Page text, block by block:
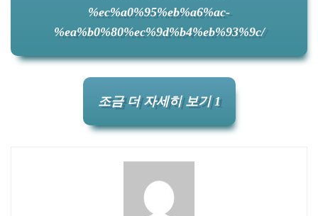
%ec%a0%95%eb%a6%ac-
%ea%b0%80%ec%9d%b4%eb%93%9c/
조금 더 자세히 보기 1